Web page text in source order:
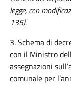
legge, con
135).
3. Schema di
con il Ministro
assegnazioni
comunale per